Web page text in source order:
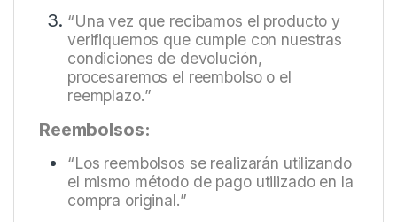
“Una vez que recibamos el producto y
verifiquemos que cumple con nuestras
condiciones de devolución,
procesaremos el reembolso o el
reemplazo.”
Reembolsos:
“Los reembolsos se realizarán utilizando
el mismo método de pago utilizado en la
compra original.”